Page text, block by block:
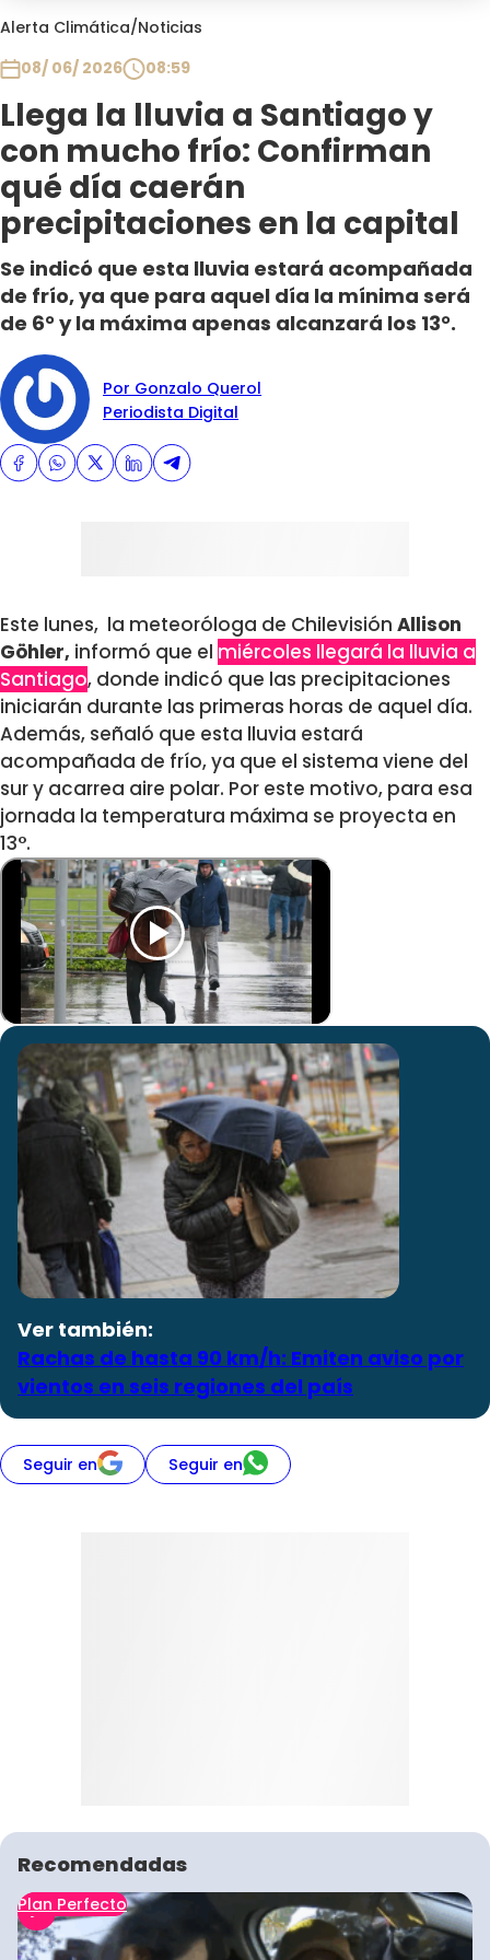
Alerta Climática/Noticias
08/ 06/ 2026
08:59
Llega la lluvia a Santiago y
con mucho frío: Confirman
qué día caerán
precipitaciones en la capital
Se indicó que esta lluvia estará acompañada
de frío, ya que para aquel día la mínima será
de 6° y la máxima apenas alcanzará los 13°.
Por Gonzalo Querol
Periodista Digital
Este lunes, la meteoróloga de Chilevisión Allison
Göhler, informó que el miércoles llegará la lluvia a
Santiago, donde indicó que las precipitaciones
iniciarán durante las primeras horas de aquel día.
Además, señaló que esta lluvia estará
acompañada de frío, ya que el sistema viene del
sur y acarrea aire polar. Por este motivo, para esa
jornada la temperatura máxima se proyecta en
13°.
Ver también:
Rachas de hasta 90 km/h: Emiten aviso por
vientos en seis regiones del país
Seguir en Seguir en
Recomendadas
Plan Perfecto
Club De La Comedia
Plan Perfecto
El Tiempo
Sabingo
Todos Los Programas